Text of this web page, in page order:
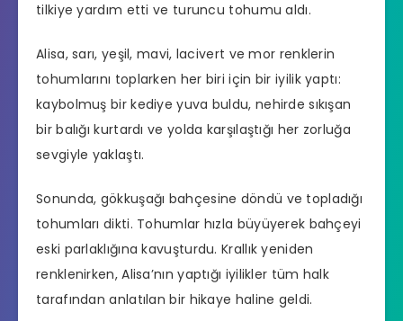
tilkiye yardım etti ve turuncu tohumu aldı.
Alisa, sarı, yeşil, mavi, lacivert ve mor renklerin
tohumlarını toplarken her biri için bir iyilik yaptı:
kaybolmuş bir kediye yuva buldu, nehirde sıkışan
bir balığı kurtardı ve yolda karşılaştığı her zorluğa
sevgiyle yaklaştı.
Sonunda, gökkuşağı bahçesine döndü ve topladığı
tohumları dikti. Tohumlar hızla büyüyerek bahçeyi
eski parlaklığına kavuşturdu. Krallık yeniden
renklenirken, Alisa’nın yaptığı iyilikler tüm halk
tarafından anlatılan bir hikaye haline geldi.